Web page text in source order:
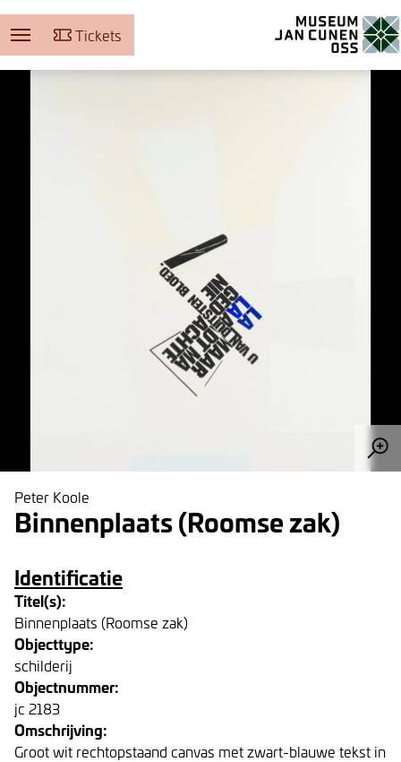
Tickets
Peter Koole
Binnenplaats (Roomse zak)
Identificatie
Titel(s):
Binnenplaats (Roomse zak)
Objecttype:
schilderij
Objectnummer:
jc 2183
Omschrijving:
Groot wit rechtopstaand canvas met zwart-blauwe tekst in